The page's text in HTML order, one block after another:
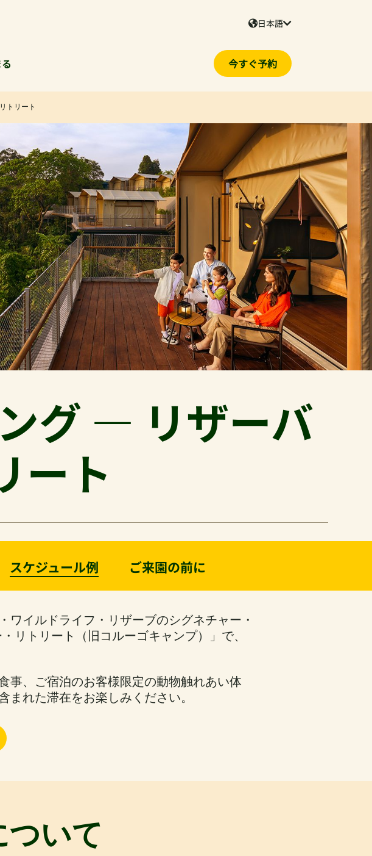
日本語
今すぐ予約
トリート
グ ― リザーバ
ート
スケジュール例 ご来園の前に
イルドライフ・リザーブのシグネチャー・
リトリート（旧コルーゴキャンプ）」で、
事、ご宿泊のお客様限定の動物触れあい体
れた滞在をお楽しみください。
いて